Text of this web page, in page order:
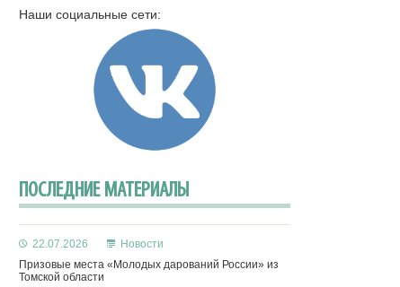
Наши социальные сети:
ПОСЛЕДНИЕ МАТЕРИАЛЫ
22.07.2026
Новости
Призовые места «Молодых дарований России» из
Томской области